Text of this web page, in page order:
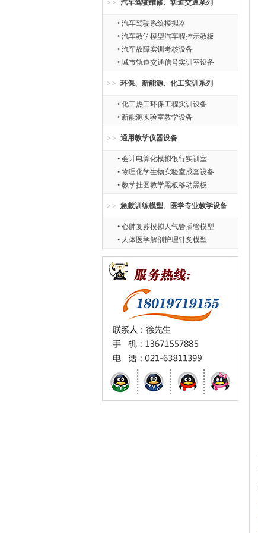
汽车驾驶维修、轨道交通系列
• 汽车驾驶系统模拟器
• 汽车教学模型汽车程控示教板
• 汽车故障实训考核设备
• 城市轨道交通信号实训室设备
环保、新能源、化工实训系列
• 化工热工环保工程实训设备
• 新能源实验室教学设备
通用教学仪器设备
• 会计电算化模拟银行实训室
• 物理化学生物实验室成套设备
• 教学挂图教学黑板移动黑板
急救训练模型、医学专业教学设备
• 心肺复苏模拟人气管插管模型
• 人体医学解剖护理针炙模型